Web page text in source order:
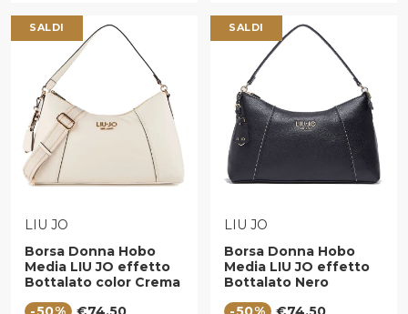
SALDI
VENDITORE:
LIU JO
Borsa Donna Hobo
Media LIU JO effetto
Bottalato color Crema
Prezzo di vendita
SALDI
VENDITORE:
LIU JO
Borsa Donna Hobo
Media LIU JO effetto
Bottalato Nero
Prezzo di vendita